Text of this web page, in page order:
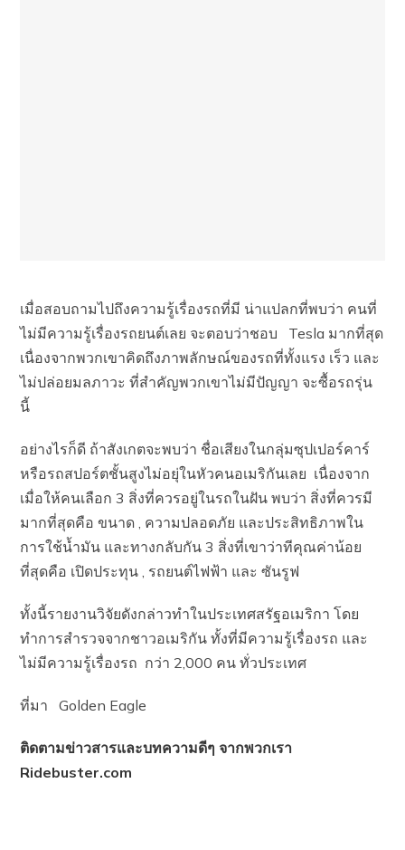
เมื่อสอบถามไปถึงความรู้เรื่องรถที่มี น่าแปลกที่พบว่า คนที่
ไม่มีความรู้เรื่องรถยนต์เลย จะตอบว่าชอบ Tesla มากที่สุด
เนื่องจากพวกเขาคิดถึงภาพลักษณ์ของรถที่ทั้งแรง เร็ว และ
ไม่ปล่อยมลภาวะ ที่สำคัญพวกเขาไม่มีปัญญา จะซื้อรถรุ่น
นี้
อย่างไรก็ดี ถ้าสังเกตจะพบว่า ชื่อเสียงในกลุ่มซุปเปอร์คาร์
หรือรถสปอร์ตชั้นสูงไม่อยุ่ในหัวคนอเมริกันเลย เนื่องจาก
เมื่อให้คนเลือก 3 สิ่งที่ควรอยู่ในรถในฝัน พบว่า สิ่งที่ควรมี
มากที่สุดคือ ขนาด , ความปลอดภัย และประสิทธิภาพใน
การใช้น้ำมัน และทางกลับกัน 3 สิ่งที่เขาว่าทีคุณค่าน้อย
ที่สุดคือ เปิดประทุน , รถยนต์ไฟฟ้า และ ซันรูฟ
ทั้งนี้รายงานวิจัยดังกล่าวทำในประเทศสรัฐอเมริกา โดย
ทำการสำรวจจากชาวอเมริกัน ทั้งที่มีความรู้เรื่องรถ และ
ไม่มีความรู้เรื่องรถ กว่า 2,000 คน ทั่วประเทศ
ที่มา Golden Eagle
ติดตามข่าวสารและบทความดีๆ จากพวกเรา
Ridebuster.com